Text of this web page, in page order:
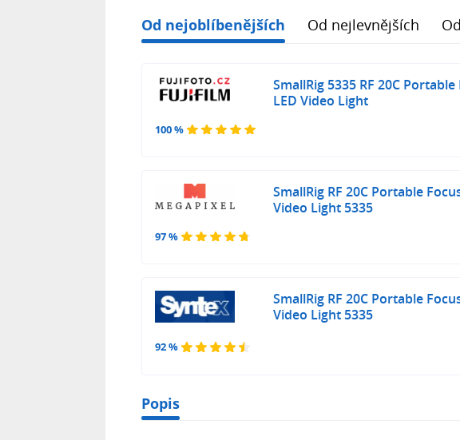
Od nejoblíbenějších Od nejlevnějších
100 %
SmallRig 5335 RF 20C
LED Video Light
97 %
SmallRig RF 20C Portable
Video Light 5335
92 %
SmallRig RF 20C Portable
Video Light 5335
Popis